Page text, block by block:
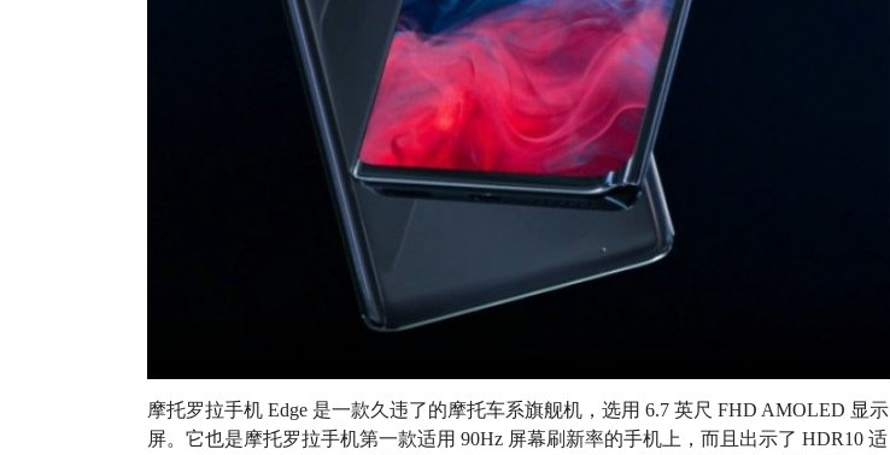
摩托罗拉手机 Edge 是一款久违了的摩托车系旗舰机，选用 6.7 英尺 FHD AMOLED 显示
屏。它也是摩托罗拉手机第一款适用 90Hz 屏幕刷新率的手机上，而且出示了 HDR10 适